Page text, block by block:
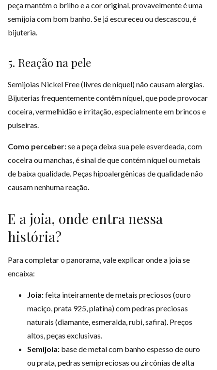
peça mantém o brilho e a cor original, provavelmente é uma
semijoia com bom banho. Se já escureceu ou descascou, é
bijuteria.
5. Reação na pele
Semijoias Nickel Free (livres de níquel) não causam alergias.
Bijuterias frequentemente contêm níquel, que pode provocar
coceira, vermelhidão e irritação, especialmente em brincos e
pulseiras.
Como perceber:se a peça deixa sua pele esverdeada, com
coceira ou manchas, é sinal de que contém níquel ou metais
de baixa qualidade. Peças hipoalergênicas de qualidade não
causam nenhuma reação.
E a joia, onde entra nessa
história?
Para completar o panorama, vale explicar onde a joia se
encaixa:
Joia:feita inteiramente de metais preciosos (ouro
maciço, prata 925, platina) com pedras preciosas
naturais (diamante, esmeralda, rubi, safira). Preços
altos, peças exclusivas.
Semijoia: base de metal com banho espesso de ouro
ou prata, pedras semipreciosas ou zircônias de alta